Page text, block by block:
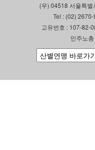
(우) 04518 서울특
Tel : (02)
고유번호 : 107-82-
민주노